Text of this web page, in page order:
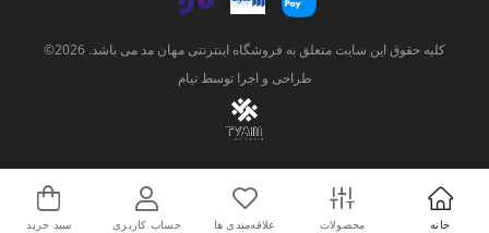
کلیه حقوق این سایت متعلق به فروشگاه اینترنتی مهان مد می باشد. 2026©
طراحی و اجرا توسطتیام
خانه محصولات علاقه‌مندی ها حساب کاربری سبد خرید